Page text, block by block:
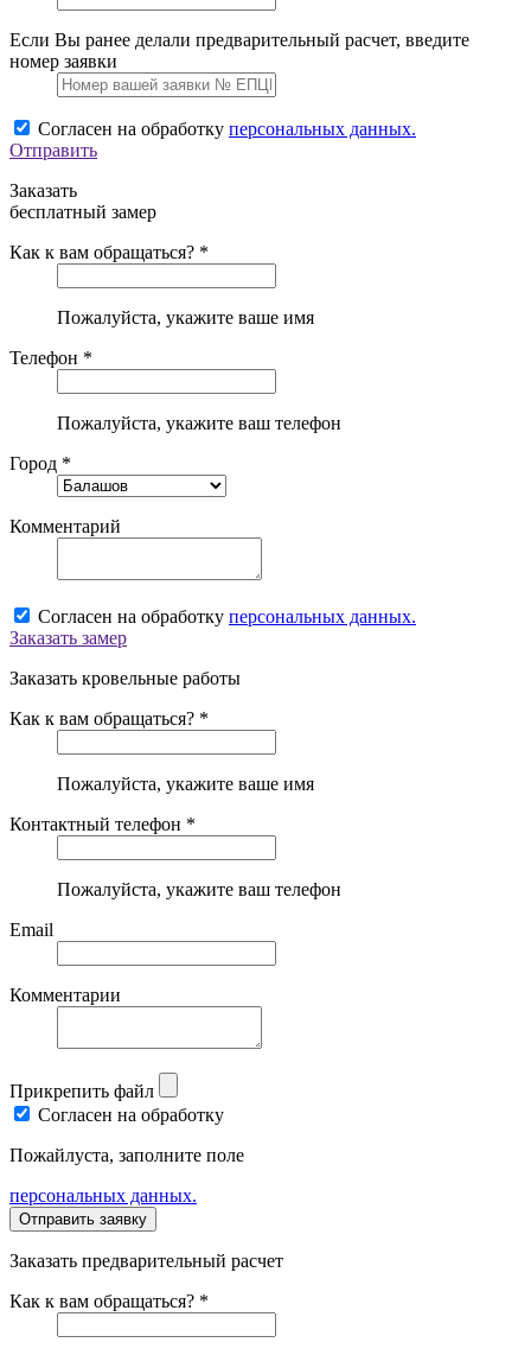
Если Вы ранее делали предварительный расчет, введите
номер заявки
Согласен на обработку персональных данных.
Отправить
Заказать
бесплатный замер
Как к вам обращаться? *
Пожалуйста, укажите ваше имя
Телефон *
Пожалуйста, укажите ваш телефон
Город *
Комментарий
Согласен на обработку персональных данных.
Заказать замер
Заказать кровельные работы
Как к вам обращаться? *
Пожалуйста, укажите ваше имя
Контактный телефон *
Пожалуйста, укажите ваш телефон
Email
Комментарии
Прикрепить файл
Согласен на обработку
Пожайлуста, заполните поле
персональных данных.
Заказать предварительный расчет
Как к вам обращаться? *